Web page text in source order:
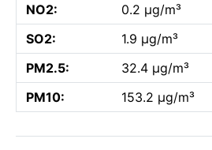
NO2:
0.2 µg/m³
SO2:
1.9 µg/m³
PM2.5:
32.4 µg/m³
PM10:
153.2 µg/m³